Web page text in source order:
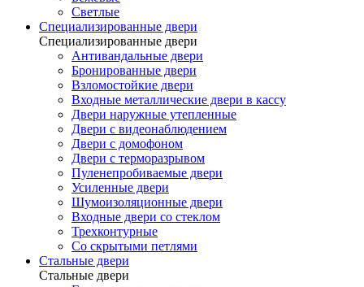
Светлые
Специализированные двери
Специализированные двери
Антивандальные двери
Бронированные двери
Взломостойкие двери
Входные металлические двери в кассу
Двери наружные утепленные
Двери с видеонаблюдением
Двери с домофоном
Двери с терморазрывом
Пуленепробиваемые двери
Усиленные двери
Шумоизоляционные двери
Входные двери со стеклом
Трехконтурные
Со скрытыми петлями
Стальные двери
Стальные двери